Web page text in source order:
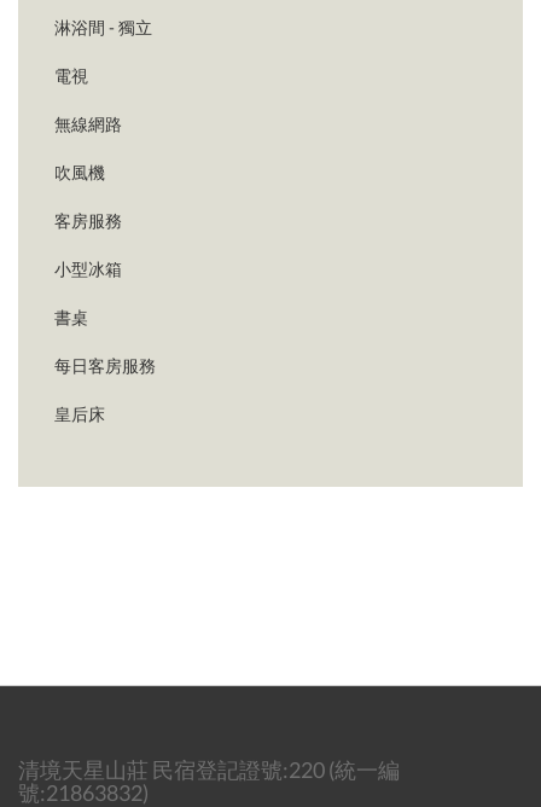
淋浴間 - 獨立
電視
無線網路
吹風機
客房服務
小型冰箱
書桌
每日客房服務
皇后床
清境天星山莊 民宿登記證號:220 (統一編
號:21863832)